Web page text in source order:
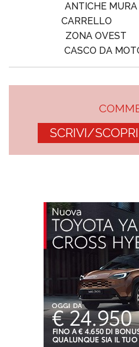
ANTICHE MURA
CARRELLO
ZONA OVEST
CASCO DA
SCRIVI/